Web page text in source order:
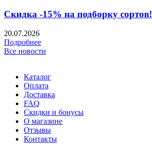
Скидка -15% на подборку сортов!
20.07.2026
Подробнее
Все новости
Каталог
Оплата
Доставка
FAQ
Скидки и бонусы
О магазине
Отзывы
Контакты